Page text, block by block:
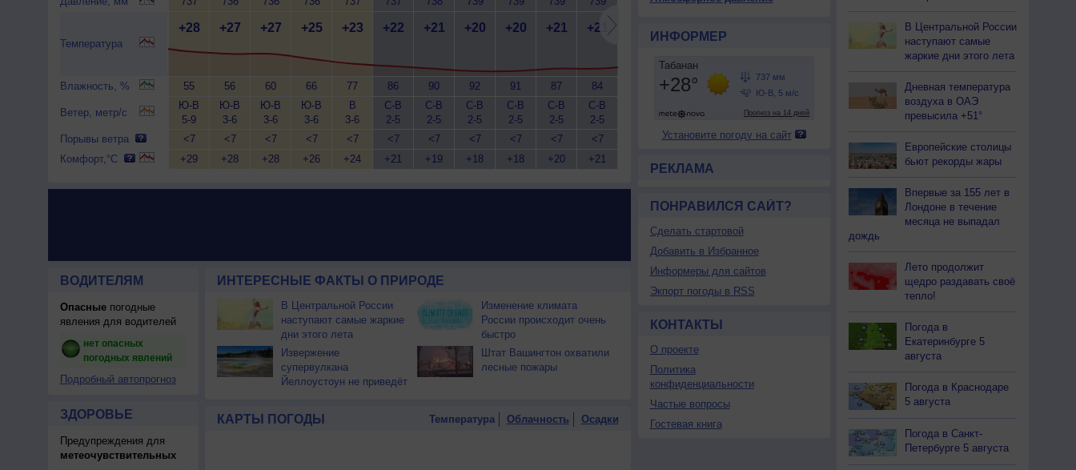
Температура
Влажность, %
Ветер, метр/с
Порывы ветра
Комфорт,°C
+28
55
Ю-В
5-9
<7
+29
+27
56
Ю-В
3-6
<7
+28
+27
60
Ю-В
3-6
<7
+28
+25
66
Ю-В
3-6
<7
+26
+23
77
В
3-6
<7
+24
+22
86
С-В
2-5
<7
+21
+21
90
С-В
2-5
<7
+19
+20
92
С-В
2-5
<7
+18
+20
91
С-В
2-5
<7
+18
+21
87
С-В
2-5
<7
+20
+21
84
С-В
2-5
<7
+21
83
1-3
<7
<7
1-3
<7
1-3
<7
+20
+21
85
С-В
+20
+23
80
В
2-5
+23
+25
71
В
3-6
+26
+26
62
+27
ВОДИТЕЛЯМ
Опасныепогодные
явления для водителей
нет опасных
погодных явлений
Подробный автопрогноз
ЗДОРОВЬЕ
Предупреждения для
метеочувствительных
ИНТЕРЕСНЫЕ ФАКТЫ О ПРИРОДЕ
В Центральной России
наступают самые жаркие
дни этого лета
Изменение климата
России происходит очень
быстро
Извержение
супервулкана
Йеллоустоун не приведёт
Штат Вашингтон охватили
лесные пожары
КАРТЫ ПОГОДЫ Температура Облачность Осадки
ИНФОРМЕР
Установите погоду на сайт
РЕКЛАМА
ПОНРАВИЛСЯ САЙТ?
Сделать стартовой
Добавить в Избранное
Информеры для сайтов
Экпорт погоды в RSS
КОНТАКТЫ
О проекте
Политика
конфиденциальности
Частые вопросы
Гостевая книга
В Центральной России
наступают самые
жаркие дни этого лета
Дневная температура
воздуха в ОАЭ
превысила +51°
Европейские столицы
бьют рекорды жары
Впервые за 155 лет в
Лондоне в течение
месяца не выпадал
дождь
Лето продолжит
щедро раздавать своё
тепло!
Погода в
Екатеринбурге 5
августа
Погода в Краснодаре
5 августа
Погода в Санкт-
Петербурге 5 августа